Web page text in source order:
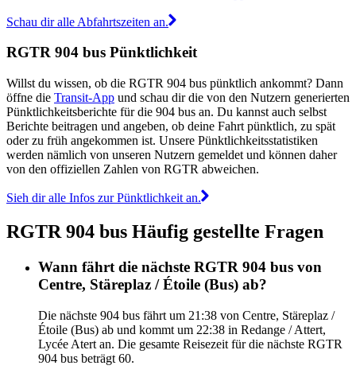
Schau dir alle Abfahrtszeiten an.
RGTR 904 bus Pünktlichkeit
Willst du wissen, ob die RGTR 904 bus pünktlich ankommt? Dann
öffne die Transit-App und schau dir die von den Nutzern generierten
Pünktlichkeitsberichte für die 904 bus an. Du kannst auch selbst
Berichte beitragen und angeben, ob deine Fahrt pünktlich, zu spät
oder zu früh angekommen ist. Unsere Pünktlichkeitsstatistiken
werden nämlich von unseren Nutzern gemeldet und können daher
von den offiziellen Zahlen von RGTR abweichen.
Sieh dir alle Infos zur Pünktlichkeit an.
RGTR 904 bus Häufig gestellte Fragen
Wann fährt die nächste RGTR 904 bus von
Centre, Stäreplaz / Étoile (Bus) ab?
Die nächste 904 bus fährt um 21:38 von Centre, Stäreplaz /
Étoile (Bus) ab und kommt um 22:38 in Redange / Attert,
Lycée Atert an. Die gesamte Reisezeit für die nächste RGTR
904 bus beträgt 60.